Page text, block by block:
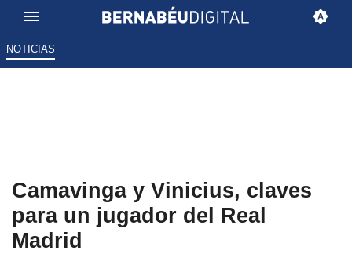
NOTICIAS
Camavinga y Vinicius, claves
para un jugador del Real
Madrid